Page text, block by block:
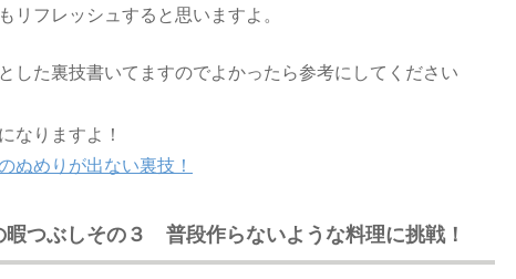
リフレッシュすると思いますよ。
した裏技書いてますのでよかったら参考にしてください
なりますよ！
ぬめりが出ない裏技！
暇つぶしその３ 普段作らないような料理に挑戦！